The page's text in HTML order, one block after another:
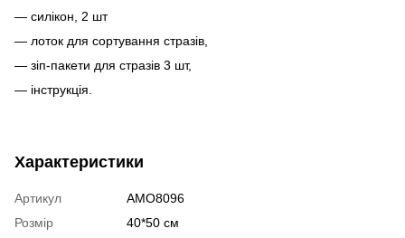
— силікон, 2 шт
— лоток для сортування стразів,
— зіп-пакети для стразів 3 шт,
— інструкція.
Характеристики
Артикул
AMO8096
Розмір
40*50 см